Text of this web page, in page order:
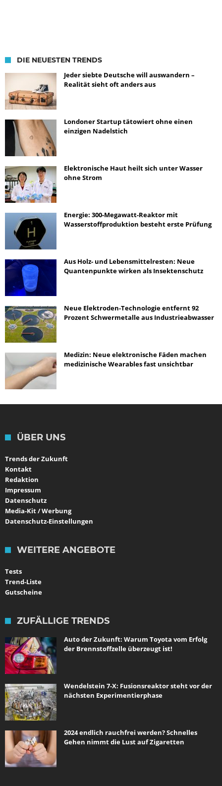
DIE NEUESTEN TRENDS
Jeder siebte Deutsche will auswandern –
Realität sieht oft anders aus
Londoner Startup tätowiert ohne einen
einzigen Nadelstich
Elektronische Haut heilt sich unter Wasser
ohne Strom
Energie: 300-Megawatt-Reaktor mit
Wasserstoffproduktion besteht erste Prüfung
Aus Holz- und Lebensmittelresten: Neue
Quantenpunkte wirken als Insektenschutz
Neue Elektroden-Technologie entfernt 92
Prozent Schwermetalle aus Industrieabwasser
Medizin: Neue elektronische Fäden machen
medizinische Wearables fast unsichtbar
ÜBER UNS
Trends der Zukunft
Kontakt
Redaktion
Impressum
Datenschutz
Media-Kit / Werbung
Datenschutz-Einstellungen
WEITERE ANGEBOTE
Tests
Trend-Liste
Gutscheine
ZUFÄLLIGE TRENDS
Auto der Zukunft: Warum Toyota vom Erfolg
der Brennstoffzelle überzeugt ist!
Wendelstein 7-X: Fusionsreaktor steht vor der
nächsten Experimentierphase
2024 endlich rauchfrei werden? Schnelles
Gehen nimmt die Lust auf Zigaretten